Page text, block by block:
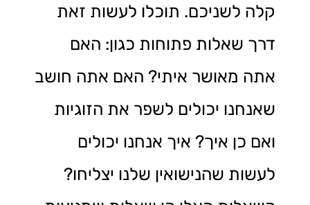
קלה לשניכם. תוכלו לעשות זאת
דרך שאלות פתוחות כגון: האם
אתה מאושר איתי? האם אתה חושב
שאנחנו יכולים לשפר את הזוגיות
ואם כן איך? איך אנחנו יכולים
לעשות שהנישואין שלנו יצליחו?